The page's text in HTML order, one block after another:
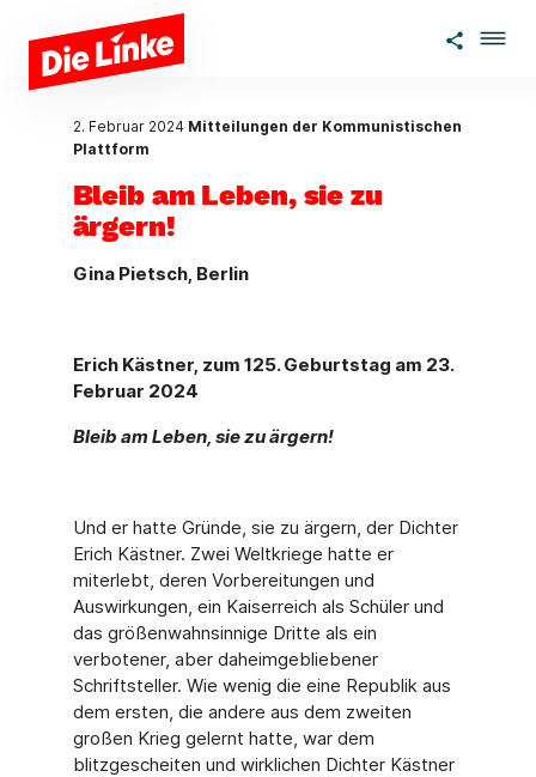
Zum Hauptinhalt springen
2. Februar 2024 Mitteilungen der Kommunistischen
Plattform
Bleib am Leben, sie zu
ärgern!
Gina Pietsch, Berlin
Erich Kästner, zum 125. Geburtstag am 23.
Februar 2024
Bleib am Leben, sie zu ärgern!
Und er hatte Gründe, sie zu ärgern, der Dichter
Erich Kästner. Zwei Weltkriege hatte er
miterlebt, deren Vorbereitungen und
Auswirkungen, ein Kaiserreich als Schüler und
das größenwahnsinnige Dritte als ein
verbotener, aber daheimgebliebener
Schriftsteller. Wie wenig die eine Republik aus
dem ersten, die andere aus dem zweiten
großen Krieg gelernt hatte, war dem
blitzgescheiten und wirklichen Dichter Kästner